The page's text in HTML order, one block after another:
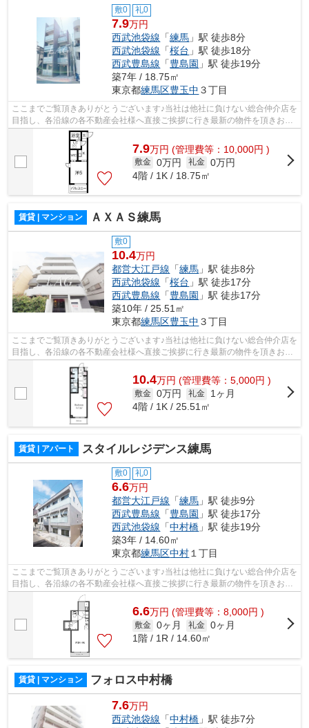
敷0 礼0
7.9万円
西武池袋線 「練馬 」駅 徒歩8分
西武池袋線 「桜台 」駅 徒歩18分
西武豊島線 「豊島園 」駅 徒歩19分
築7年 / 18.75㎡
東京都練馬区豊玉中 ３丁目
ここまでご覧頂きありがとうございます♪当社は他社に負けない総合仲介店を
目指し、各沿線の各不動産会社様へ直接ご挨拶に行き最新の物件を頂きお客
様へ提供しております！最新の情報は...
7.9万円 (管理費等：10,000円 )
敷金 0万円 礼金 0万円
4階 / 1K / 18.75㎡
賃貸 | マンション ＡＸＡＳ練馬
敷0
10.4万円
都営大江戸線 「練馬 」駅 徒歩8分
西武池袋線 「桜台 」駅 徒歩17分
西武豊島線 「豊島園 」駅 徒歩17分
築10年 / 25.51㎡
東京都練馬区豊玉中 ３丁目
ここまでご覧頂きありがとうございます♪当社は他社に負けない総合仲介店を
目指し、各沿線の各不動産会社様へ直接ご挨拶に行き最新の物件を頂きお客
様へ提供しております！最新の情報は...
10.4万円 (管理費等：5,000円 )
敷金 0万円 礼金
1ヶ月
4階 / 1K / 25.51㎡
賃貸 | アパート スタイルレジデンス練馬
敷0 礼0
6.6万円
都営大江戸線 「練馬 」駅 徒歩9分
西武豊島線 「豊島園 」駅 徒歩17分
西武池袋線 「中村橋 」駅 徒歩19分
築3年 / 14.60㎡
東京都練馬区中村 １丁目
ここまでご覧頂きありがとうございます♪当社は他社に負けない総合仲介店を
目指し、各沿線の各不動産会社様へ直接ご挨拶に行き最新の物件を頂きお客
様へ提供しております！最新の情報は...
6.6万円 (管理費等：8,000円 )
敷金 0ヶ月 礼金 0ヶ月
1階 / 1R / 14.60㎡
賃貸 | マンション フォロス中村橋
7.6万円
西武池袋線 「中村橋 」駅 徒歩7分